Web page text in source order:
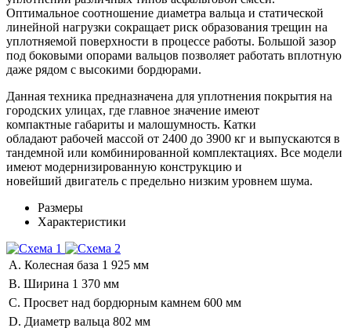
Оптимальное соотношение диаметра вальца и статической
линейной нагрузки сокращает риск образования трещин на
уплотняемой поверхности в процессе работы. Большой зазор
под боковыми опорами вальцов позволяет работать вплотную
даже рядом с высокими бордюрами.
Данная техника предназначена для уплотнения покрытия на
городских улицах, где главное значение имеют
компактные габариты и малошумность. Катки
обладают рабочей массой от 2400 до 3900 кг и выпускаются в
тандемной или комбинированной комплектациях. Все модели
имеют модернизированную конструкцию и
новейший двигатель с предельно низким уровнем шума.
Размеры
Характеристики
A. Колесная база 1 925 мм
B. Ширина 1 370 мм
C. Просвет над бордюрным камнем 600 мм
D. Диаметр вальца 802 мм